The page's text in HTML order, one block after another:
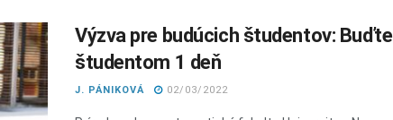
Výzva pre budúcich študentov: Buďte
študentom 1 deň
J. PÁNIKOVÁ 02/03/2022